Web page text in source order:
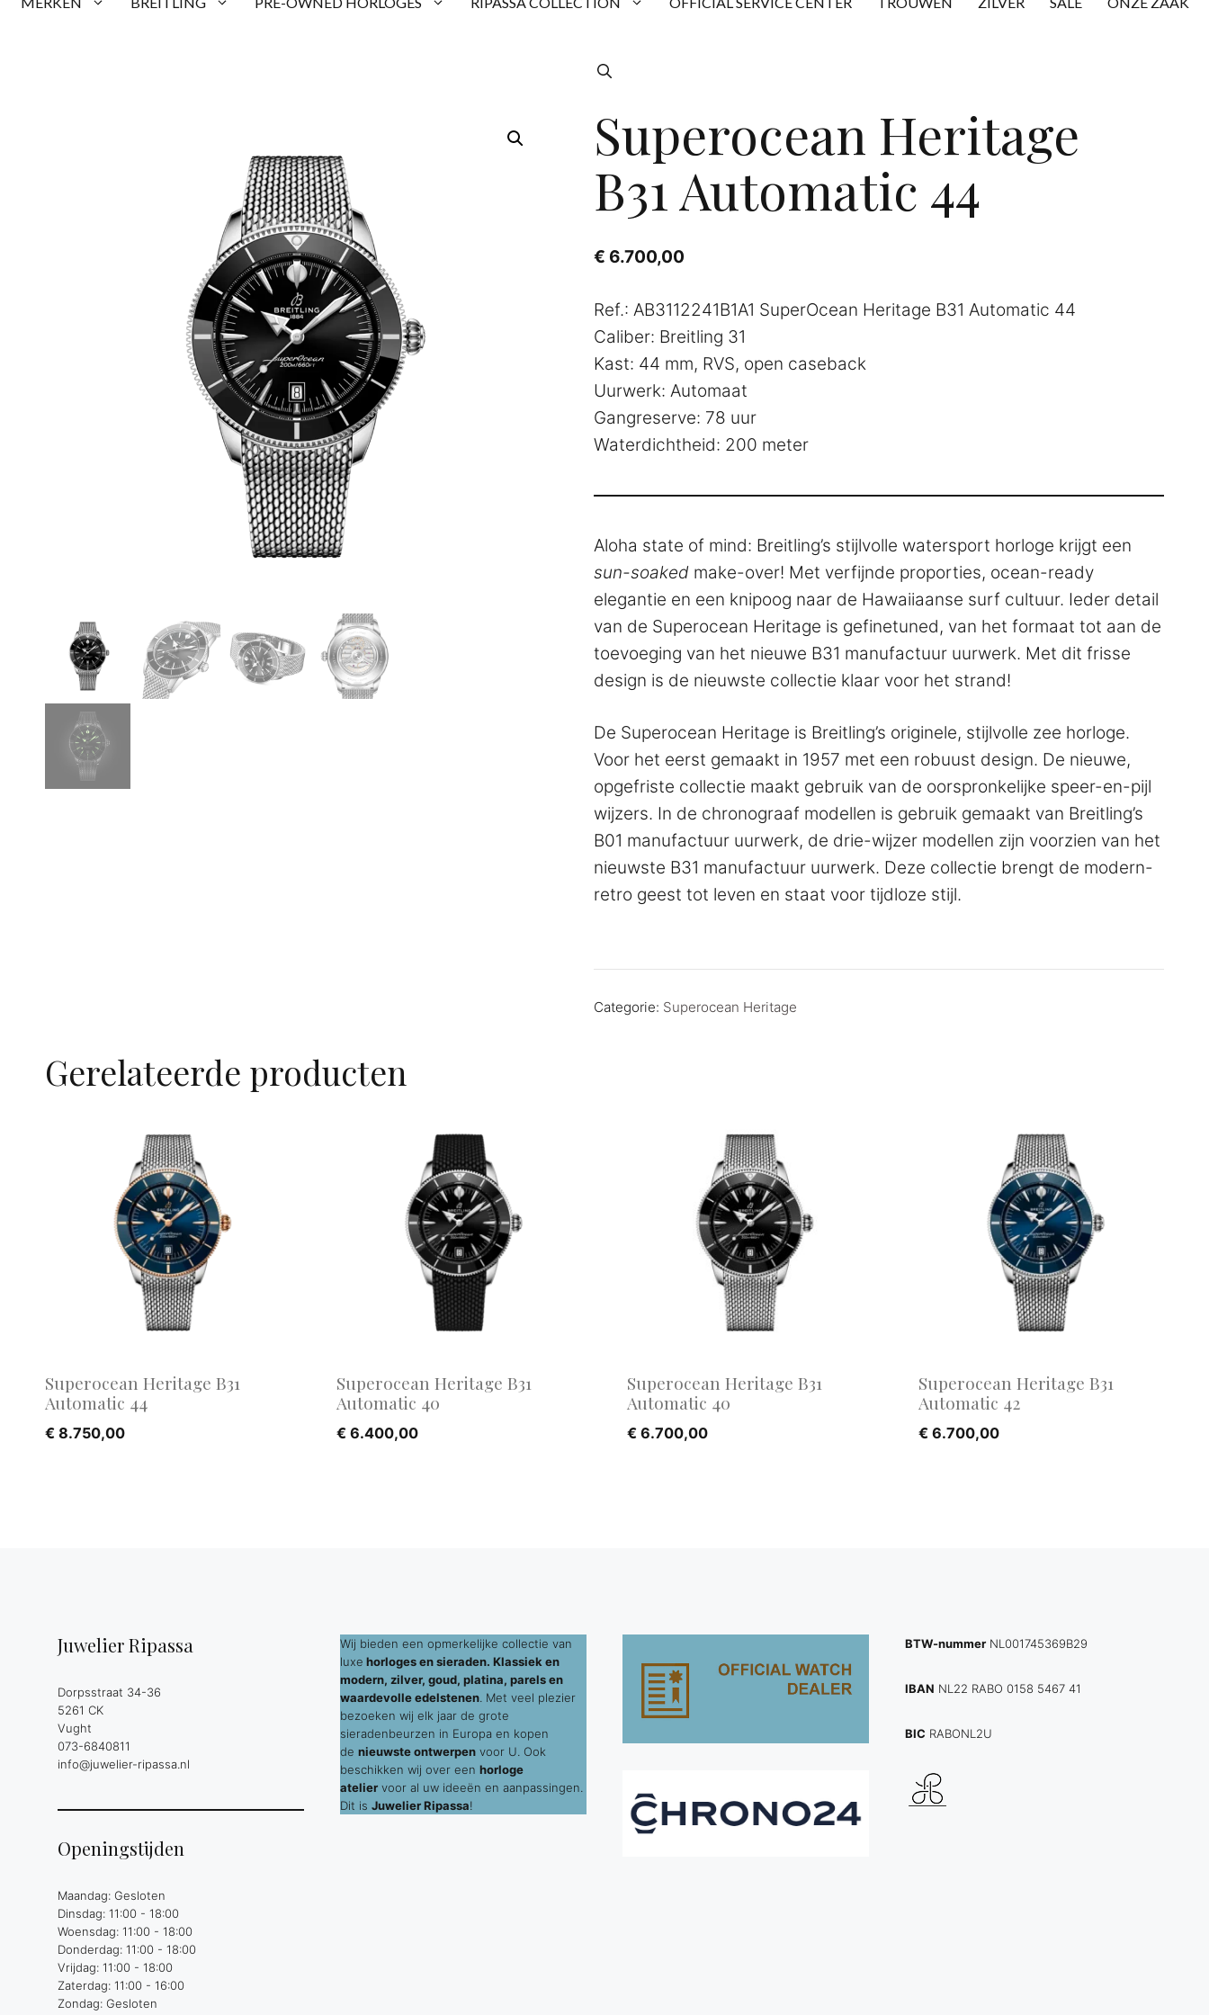
Superocean Heritage
B31 Automatic 44
€ 6.700,00
Ref.: AB3112241B1A1 SuperOcean Heritage B31 Automatic 44
Caliber: Breitling 31
Kast: 44 mm, RVS, open caseback
Uurwerk: Automaat
Gangreserve: 78 uur
Waterdichtheid: 200 meter
Aloha state of mind: Breitling’s stijlvolle watersport horloge krijgt een
sun-soakedmake-over! Met verfijnde proporties, ocean-ready
elegantie en een knipoog naar de Hawaiiaanse surf cultuur. Ieder detail
van de Superocean Heritage is gefinetuned, van het formaat tot aan de
toevoeging van het nieuwe B31 manufactuur uurwerk. Met dit frisse
design is de nieuwste collectie klaar voor het strand!
De Superocean Heritage is Breitling’s originele, stijlvolle zee horloge.
Voor het eerst gemaakt in 1957 met een robuust design. De nieuwe,
opgefriste collectie maakt gebruik van de oorspronkelijke speer-en-pijl
wijzers. In de chronograaf modellen is gebruik gemaakt van Breitling’s
B01 manufactuur uurwerk, de drie-wijzer modellen zijn voorzien van het
nieuwste B31 manufactuur uurwerk. Deze collectie brengt de modern-
retro geest tot leven en staat voor tijdloze stijl.
Categorie: Superocean Heritage
Gerelateerde producten
Superocean Heritage B31
Automatic 44
€ 8.750,00
Superocean Heritage B31
Automatic 40
€ 6.400,00
Superocean Heritage B31
Automatic 40
€ 6.700,00
Superocean Heritage B31
Automatic 42
€ 6.700,00
Juwelier Ripassa
Dorpsstraat 34-36
5261 CK
Vught
073-6840811
info@juwelier-ripassa.nl
Openingstijden
Maandag: Gesloten
Dinsdag: 11:00 - 18:00
Woensdag: 11:00 - 18:00
Donderdag: 11:00 - 18:00
Vrijdag: 11:00 - 18:00
Zaterdag: 11:00 - 16:00
Zondag: Gesloten
Wij bieden een opmerkelijke collectie van
luxe horloges en sieraden. Klassiek en
modern, zilver, goud, platina, parels en
waardevolle edelstenen . Met veel plezier
bezoeken wij elk jaar de grote
sieradenbeurzen in Europa en kopen
de nieuwste ontwerpen voor U. Ook
beschikken wij over een horloge
atelier voor al uw ideeën en aanpassingen.
Dit is Juwelier Ripassa!
BTW-nummer NL001745369B29
IBAN NL22 RABO 0158 5467 41
BIC RABONL2U